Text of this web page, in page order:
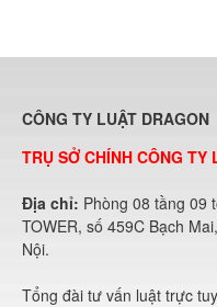
CÔNG TY LUẬT DRAGON
TRỤ SỞ CHÍNH CÔNG TY
Địa chỉ: Phòng 08 tầng 09
TOWER, số 459C Bạch
Nội.
Tổng đài tư vấn luật trực